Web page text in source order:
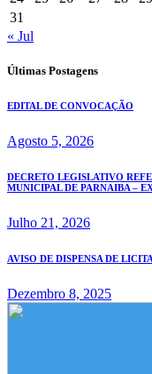
31
« Jul
Últimas Postagens
EDITAL DE CONVOCAÇÃO
Agosto 5, 2026
DECRETO LEGISLATIVO
MUNICIPAL DE PARNAIBA –
Julho 21, 2026
AVISO DE DISPENSA DE
Dezembro 8, 2025